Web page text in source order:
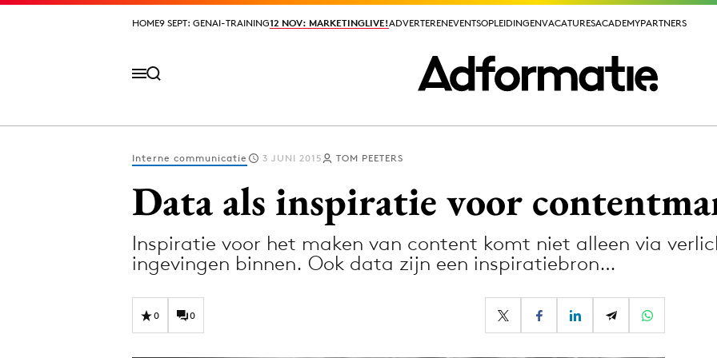
HOME9 SEPT: GENAI-TRAINING12 NOV: MARKETINGLIVE!ADVERTERENEVENTSOPLEIDINGENVACATURESACADEMYPARTNERS
HOME9 SEPT: GENAI-TRAINING12 NOV: MARKETINGLIVE!ADVERTERENEVENTSOPLEIDINGENVACATURESACADEMYPARTNERS
Merkstrategie
PR
Interne communicatie 3 JUNI 2015 TOM PEETERS
Data als inspiratie voor
Inspiratie voor het maken van content komt niet alleen via
ingevingen binnen. Ook data zijn een inspiratiebron…
0 0